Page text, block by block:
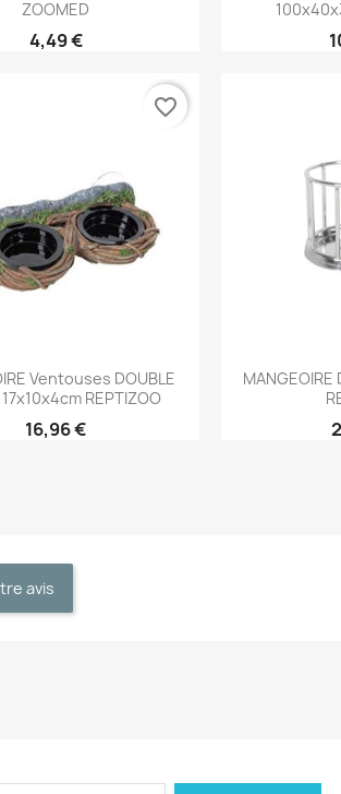
ZOOMED
4,49 €
Aperçu rapide
Ventouses DOUBLE
REPTIZOO
16,96 €
favorite_border

MANGEOIRE
avis